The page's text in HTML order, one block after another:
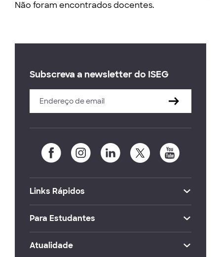
Não foram encontrados docentes.
Subscreva a newsletter do ISEG
Links Rápidos
Para Estudantes
Atualidade